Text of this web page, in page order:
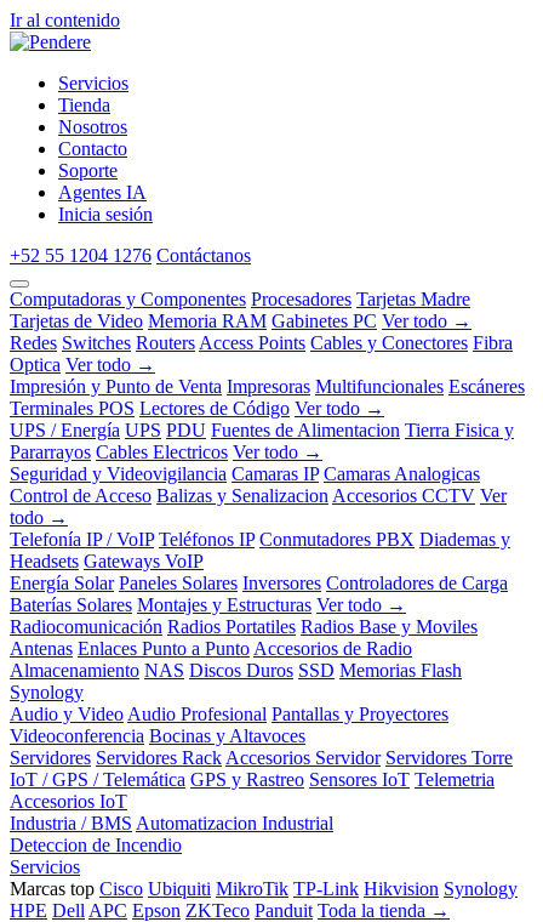
Ir al contenido
Servicios
Tienda
Nosotros
Contacto
Soporte
Agentes IA
Inicia sesión
+52 55 1204 1276 Contáctanos
Computadoras y Componentes Procesadores Tarjetas Madre
Tarjetas de Video Memoria RAM Gabinetes PC Ver todo →
Redes Switches Routers Access Points Cables y Conectores Fibra
Optica Ver todo →
Impresión y Punto de Venta Impresoras Multifuncionales Escáneres
Terminales POS Lectores de Código Ver todo →
UPS / Energía UPS PDU Fuentes de Alimentacion Tierra Fisica y
Pararrayos Cables Electricos Ver todo →
Seguridad y Videovigilancia Camaras IP Camaras Analogicas
Control de Acceso Balizas y Senalizacion Accesorios CCTV Ver
todo →
Telefonía IP / VoIP Teléfonos IP Conmutadores PBX Diademas y
Headsets Gateways VoIP
Energía Solar Paneles Solares Inversores Controladores de Carga
Baterías Solares Montajes y Estructuras Ver todo →
Radiocomunicación Radios Portatiles Radios Base y Moviles
Antenas Enlaces Punto a Punto Accesorios de Radio
Almacenamiento NAS Discos Duros SSD Memorias Flash
Synology
Audio y Video Audio Profesional Pantallas y Proyectores
Videoconferencia Bocinas y Altavoces
Servidores Servidores Rack Accesorios Servidor Servidores Torre
IoT / GPS / Telemática GPS y Rastreo Sensores IoT Telemetria
Accesorios IoT
Industria / BMS Automatizacion Industrial
Deteccion de Incendio
Servicios
Marcas top Cisco Ubiquiti MikroTik TP-Link Hikvision Synology
HPE Dell APC Epson ZKTeco Panduit Toda la tienda →